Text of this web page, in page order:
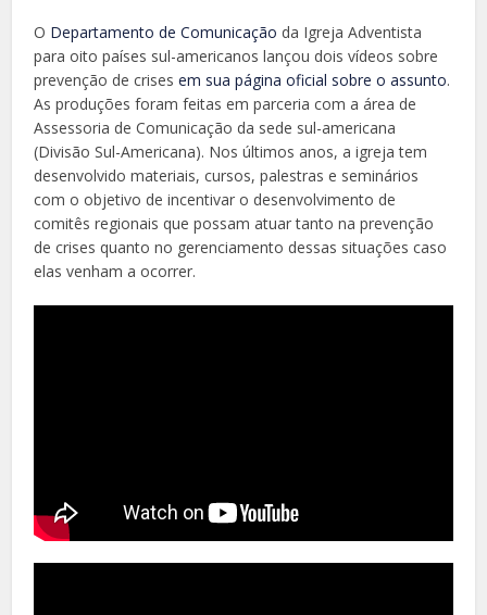
O Departamento de Comunicação da Igreja Adventista
para oito países sul-americanos lançou dois vídeos sobre
prevenção de crisesem sua página oficial sobre o assunto.
As produções foram feitas em parceria com a área de
Assessoria de Comunicação da sede sul-americana
(Divisão Sul-Americana). Nos últimos anos, a igreja tem
desenvolvido materiais, cursos, palestras e seminários
com o objetivo de incentivar o desenvolvimento de
comitês regionais que possam atuar tanto na prevenção
de crises quanto no gerenciamento dessas situações caso
elas venham a ocorrer.